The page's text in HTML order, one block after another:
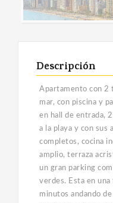
Descripción
Apartamento con 2
mar, con piscina y
en hall de entrada,
a la playa y con sus
completos, cocina
amplio, terraza
un gran parking
verdes. Esta en una
minutos andando